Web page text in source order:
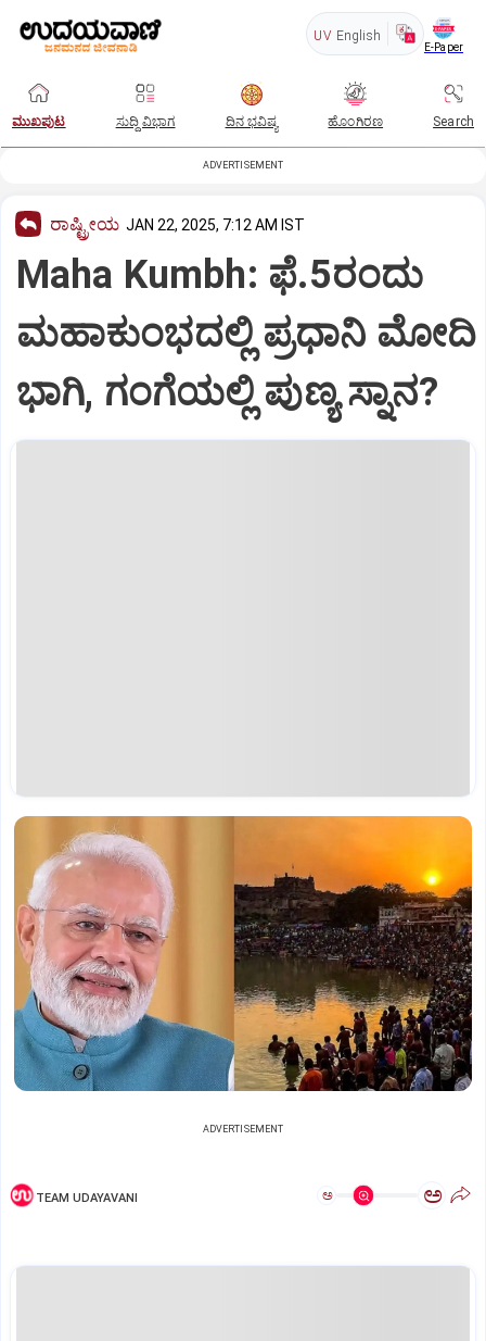
UV English
E-Paper
ಮುಖಪುಟ ಸುದ್ದಿ ವಿಭಾಗ ದಿನ ಭವಿಷ್ಯ ಹೊಂಗಿರಣ Search
ADVERTISEMENT
ರಾಷ್ಟ್ರೀಯ JAN 22, 2025, 7:12 AM IST
Maha Kumbh: ಫೆ.5ರಂದು
ಮಹಾಕುಂಭದಲ್ಲಿ ಪ್ರಧಾನಿ ಮೋದಿ
ಭಾಗಿ, ಗಂಗೆಯಲ್ಲಿ ಪುಣ್ಯ ಸ್ನಾನ?
ADVERTISEMENT
TEAM UDAYAVANI ಅ ಅ